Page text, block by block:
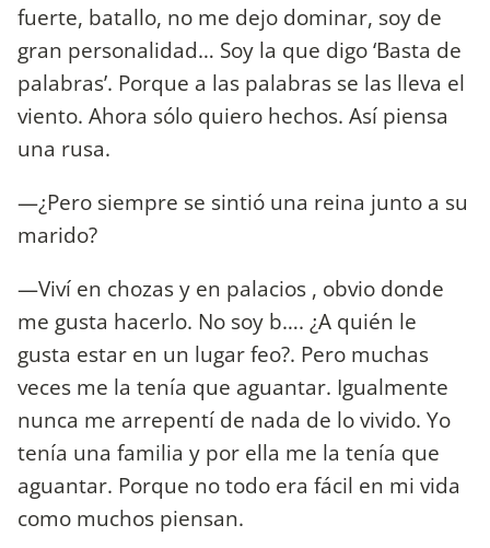
fuerte, batallo, no me dejo dominar, soy de
gran personalidad… Soy la que digo ‘Basta de
palabras’. Porque a las palabras se las lleva el
viento. Ahora sólo quiero hechos. Así piensa
una rusa.
—¿Pero siempre se sintió una reina junto a su
marido?
—Viví en chozas y en palacios , obvio donde
me gusta hacerlo. No soy b…. ¿A quién le
gusta estar en un lugar feo?. Pero muchas
veces me la tenía que aguantar. Igualmente
nunca me arrepentí de nada de lo vivido. Yo
tenía una familia y por ella me la tenía que
aguantar. Porque no todo era fácil en mi vida
como muchos piensan.